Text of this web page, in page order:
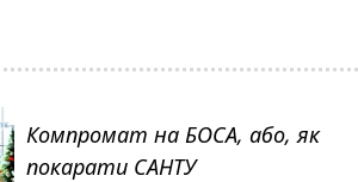
Компромат на БОСА, або, як
покарати САНТУ